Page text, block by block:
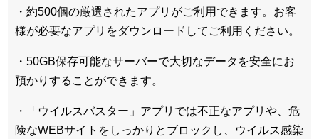
・約500個の厳選されたアプリがご利用できます。お客
様が必要なアプリをダウンロードしてご利用ください。
・50GB保存可能なサーバーで大切なデータを安全にお
預かりすることができます。
・「ウイルスバスター」アプリでは不正なアプリや、危
険なWEBサイトをしっかりとブロックし、ウイルス感染